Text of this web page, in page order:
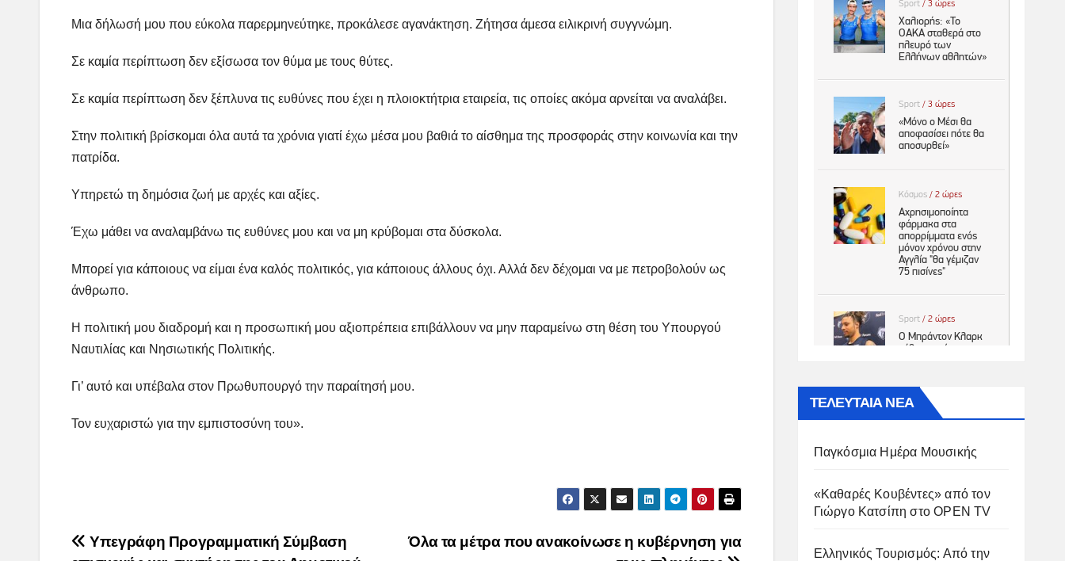
Μια δήλωσή μου που εύκολα παρερμηνεύτηκε, προκάλεσε αγανάκτηση. Ζήτησα άμεσα ειλικρινή συγγνώμη.
Σε καμία περίπτωση δεν εξίσωσα τον θύμα με τους θύτες.
Σε καμία περίπτωση δεν ξέπλυνα τις ευθύνες που έχει η πλοιοκτήτρια εταιρεία, τις οποίες ακόμα αρνείται να αναλάβει.
Στην πολιτική βρίσκομαι όλα αυτά τα χρόνια γιατί έχω μέσα μου βαθιά το αίσθημα της προσφοράς στην κοινωνία και την
πατρίδα.
Υπηρετώ τη δημόσια ζωή με αρχές και αξίες.
Έχω μάθει να αναλαμβάνω τις ευθύνες μου και να μη κρύβομαι στα δύσκολα.
Μπορεί για κάποιους να είμαι ένα καλός πολιτικός, για κάποιους άλλους όχι. Αλλά δεν δέχομαι να με πετροβολούν ως
άνθρωπο.
Η πολιτική μου διαδρομή και η προσωπική μου αξιοπρέπεια επιβάλλουν να μην παραμείνω στη θέση του Υπουργού
Ναυτιλίας και Νησιωτικής Πολιτικής.
Γι’ αυτό και υπέβαλα στον Πρωθυπουργό την παραίτησή μου.
Τον ευχαριστώ για την εμπιστοσύνη του».
Post
Όλα τα μέτρα που ανακοίνωσε η κυβέρνηση για
Υπεγράφη Προγραμματική Σύμβαση
ΤΕΛΕΥΤΑΙΑ ΝΕΑ
Παγκόσμια Ημέρα Μουσικής
«Καθαρές Κουβέντες» από τον
Γιώργο Κατσίπη στο OPEN TV
Ελληνικός Τουρισμός: Από την